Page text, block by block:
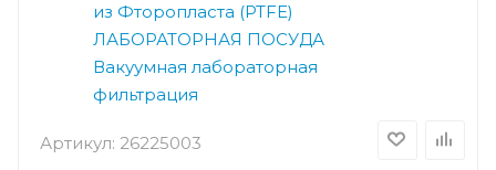
Артикул: 26225003
из Фторопласта (PTFE)
ЛАБОРАТОРНАЯ ПОСУДА
Вакуумная лабораторная
фильтрация